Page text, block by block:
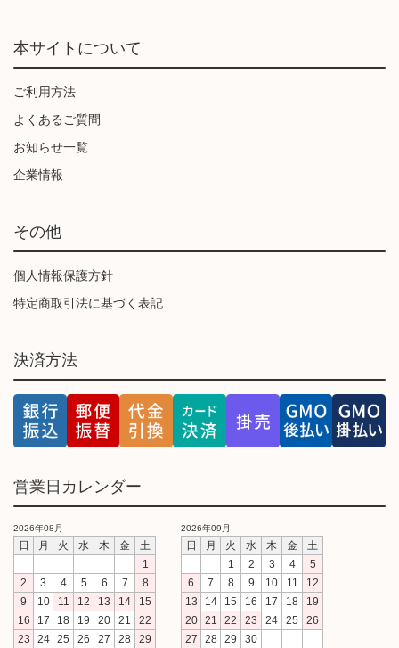
本サイトについて
ご利用方法
よくあるご質問
お知らせ一覧
企業情報
その他
個人情報保護方針
特定商取引法に基づく表記
決済方法
営業日カレンダー
2026年08月
日 月 火 水 木 金
土
1
2
3 4 5 6 7
8
9
10 11 12 13 14
15
16
17 18 19 20 21
22
23
24 25 26 27 28 29
2026年09月
日 月 火 水 木 金
土
1
2 3 4
5
6
7 8 9 10 11
12
13
14 15 16 17 18
19
20
21 22 23 24 25
26
27
28 29 30